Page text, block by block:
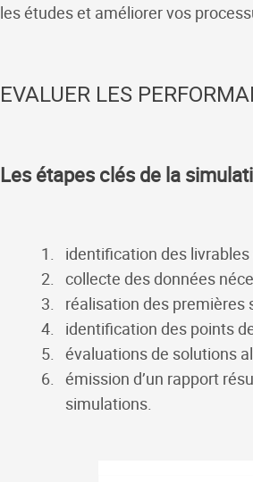
les études et améliorer vos
EVALUER LES
Les étapes clés de la
identification des
collecte des données
réalisation des premières
identification des points
évaluations de solutions
émission d’un rapport
simulations.